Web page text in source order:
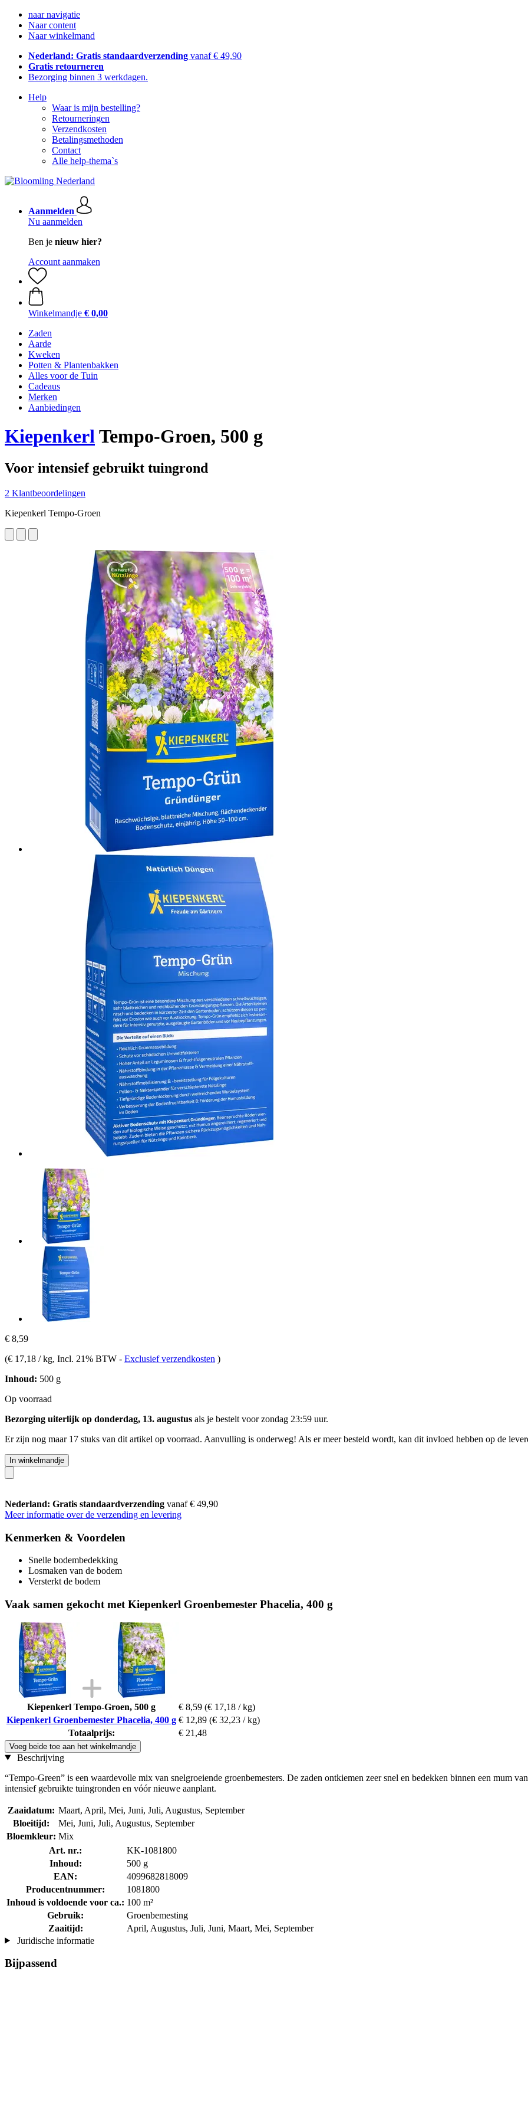
naar navigatie
Naar content
Naar winkelmand
Nederland: Gratis standaardverzending vanaf € 49,90
Gratis retourneren
Bezorging binnen 3 werkdagen.
Help
Waar is mijn bestelling?
Retourneringen
Verzendkosten
Betalingsmethoden
Contact
Alle help-thema`s
Aanmelden
Nu aanmelden
Ben je nieuw hier?
Account aanmaken
Winkelmandje € 0,00
Zaden
Aarde
Kweken
Potten & Plantenbakken
Alles voor de Tuin
Cadeaus
Merken
Aanbiedingen
KiepenkerlTempo-Groen, 500 g
Voor intensief gebruikt tuingrond
2 Klantbeoordelingen
Kiepenkerl Tempo-Groen
€ 8,59
(€ 17,18 / kg, Incl. 21% BTW - Exclusief verzendkosten )
Inhoud: 500 g
Op voorraad
Bezorging uiterlijk op donderdag, 13. augustus als je bestelt voorzondag 23:59 uur.
Er zijn nog maar 17 stuks van dit artikel op voorraad. Aanvulling is onderweg! Als er meer besteld wordt, kan dit invloed hebben op de
In winkelmandje
Nederland: Gratis standaardverzending vanaf € 49,90
Meer informatie over de verzending en levering
Kenmerken & Voordelen
Snelle bodembedekking
Losmaken van de bodem
Versterkt de bodem
Vaak samen gekocht met Kiepenkerl Groenbemester Phacelia, 400 g
Kiepenkerl Tempo-Groen, 500 g € 8,59 (€ 17,18 / kg)
Kiepenkerl Groenbemester Phacelia, 400 g € 12,89 (€ 32,23 / kg)
Totaalprijs:
€ 21,48
Voeg beide toe aan het winkelmandje
Beschrijving
“Tempo-Green” is een waardevolle mix van snelgroeiende groenbemesters. De zaden ontkiemen zeer snel en bedekken binnen een mum
intensief gebruikte tuingronden en vóór nieuwe aanplant.
Zaaidatum: Maart, April, Mei, Juni, Juli, Augustus, September
Bloeitijd:
Mei, Juni, Juli, Augustus, September
Bloemkleur: Mix
Art. nr.:
KK-1081800
Inhoud:
500 g
EAN:
4099682818009
Producentnummer:
1081800
Inhoud is voldoende voor ca.: 100 m²
Gebruik:
Groenbemesting
Zaaitijd:
April, Augustus, Juli, Juni, Maart, Mei, September
Juridische informatie
Bijpassend